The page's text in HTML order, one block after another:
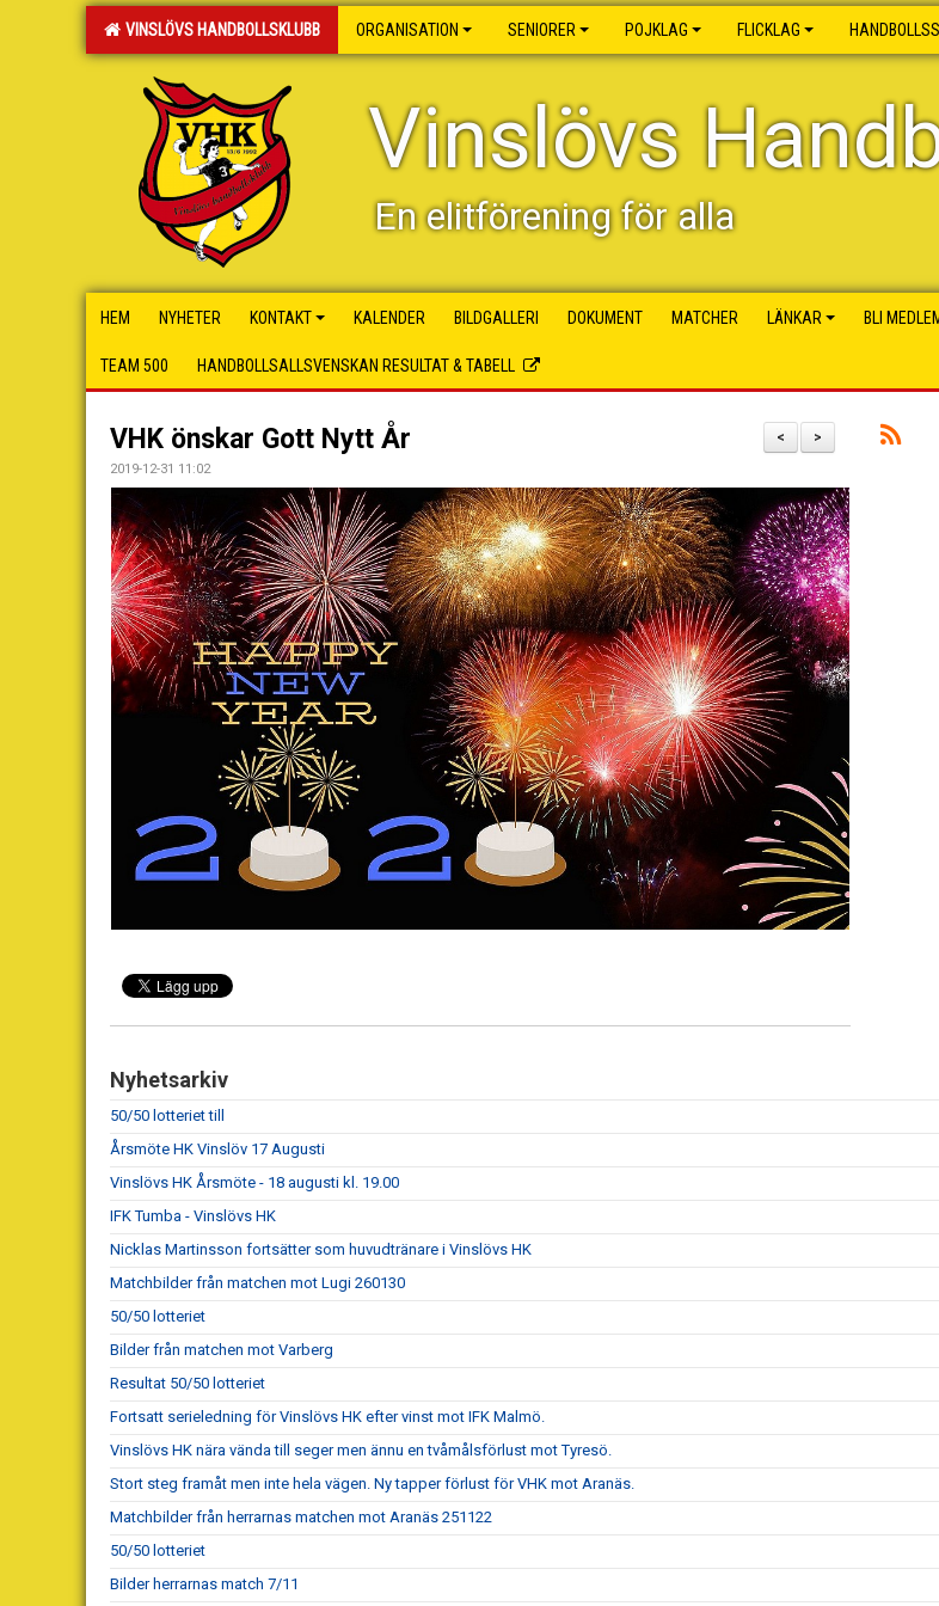
VINSLÖVS HANDBOLLSKLUBB ORGANISATION SENIORER POJKLAG FLICKLAG
Vinslövs
En elitförening för alla
HEM NYHETER KONTAKT KALENDER BILDGALLERI DOKUMENT MATCHER LÄNKAR BLI
TEAM 500 HANDBOLLSALLSVENSKAN RESULTAT & TABELL
>
<
VHK önskar Gott Nytt År
2019-12-31 11:02
Nyhetsarkiv
50/50 lotteriet till
Årsmöte HK Vinslöv 17 Augusti
Vinslövs HK Årsmöte - 18 augusti kl. 19.00
IFK Tumba - Vinslövs HK
Nicklas Martinsson fortsätter som huvudtränare i Vinslövs HK
Matchbilder från matchen mot Lugi 260130
50/50 lotteriet
Bilder från matchen mot Varberg
Resultat 50/50 lotteriet
Fortsatt serieledning för Vinslövs HK efter vinst mot IFK Malmö.
Vinslövs HK nära vända till seger men ännu en tvåmålsförlust mot Tyresö.
Stort steg framåt men inte hela vägen. Ny tapper förlust för VHK mot Aranäs.
Matchbilder från herrarnas matchen mot Aranäs 251122
50/50 lotteriet
Bilder herrarnas match 7/11